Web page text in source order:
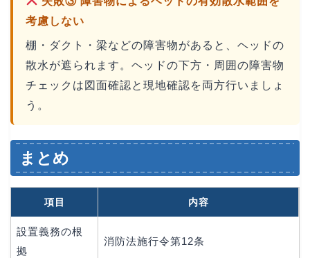
考慮しない
棚・ダクト・梁などの障害物があると、ヘッドの
散水が遮られます。ヘッドの下方・周囲の障害物
チェックは図面確認と現地確認を両方行いましょ
う。
まとめ
項目 内容
設置義務の根
拠
消防法施行令第12条